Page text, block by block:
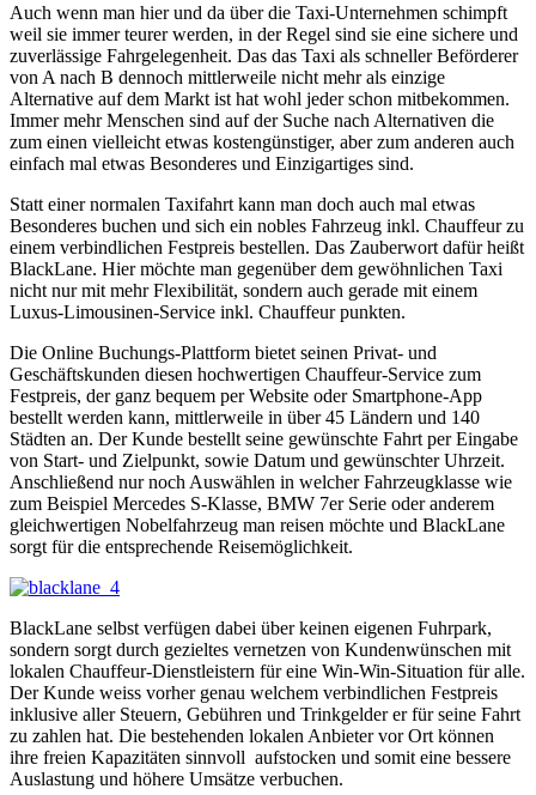
Auch wenn man hier und da über die Taxi-Unternehmen schimpft
weil sie immer teurer werden, in der Regel sind sie eine sichere und
zuverlässige Fahrgelegenheit. Das das Taxi als schneller Beförderer
von A nach B dennoch mittlerweile nicht mehr als einzige
Alternative auf dem Markt ist hat wohl jeder schon mitbekommen.
Immer mehr Menschen sind auf der Suche nach Alternativen die
zum einen vielleicht etwas kostengünstiger, aber zum anderen auch
einfach mal etwas Besonderes und Einzigartiges sind.
Statt einer normalen Taxifahrt kann man doch auch mal etwas
Besonderes buchen und sich ein nobles Fahrzeug inkl. Chauffeur zu
einem verbindlichen Festpreis bestellen. Das Zauberwort dafür heißt
BlackLane. Hier möchte man gegenüber dem gewöhnlichen Taxi
nicht nur mit mehr Flexibilität, sondern auch gerade mit einem
Luxus-Limousinen-Service inkl. Chauffeur punkten.
Die Online Buchungs-Plattform bietet seinen Privat- und
Geschäftskunden diesen hochwertigen Chauffeur-Service zum
Festpreis, der ganz bequem per Website oder Smartphone-App
bestellt werden kann, mittlerweile in über 45 Ländern und 140
Städten an. Der Kunde bestellt seine gewünschte Fahrt per Eingabe
von Start- und Zielpunkt, sowie Datum und gewünschter Uhrzeit.
Anschließend nur noch Auswählen in welcher Fahrzeugklasse wie
zum Beispiel Mercedes S-Klasse, BMW 7er Serie oder anderem
gleichwertigen Nobelfahrzeug man reisen möchte und BlackLane
sorgt für die entsprechende Reisemöglichkeit.
BlackLane selbst verfügen dabei über keinen eigenen Fuhrpark,
sondern sorgt durch gezieltes vernetzen von Kundenwünschen mit
lokalen Chauffeur-Dienstleistern für eine Win-Win-Situation für alle.
Der Kunde weiss vorher genau welchem verbindlichen Festpreis
inklusive aller Steuern, Gebühren und Trinkgelder er für seine Fahrt
zu zahlen hat. Die bestehenden lokalen Anbieter vor Ort können
ihre freien Kapazitäten sinnvoll aufstocken und somit eine bessere
Auslastung und höhere Umsätze verbuchen.